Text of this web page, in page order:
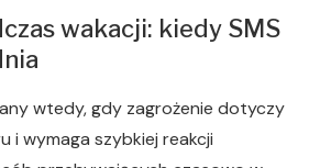
wakacji: kiedy SMS
wtedy, gdy zagrożenie dotyczy
i wymaga szybkiej reakcji